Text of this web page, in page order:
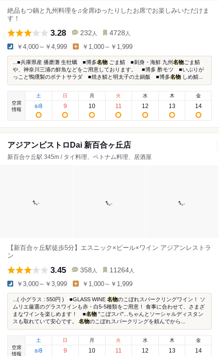
絶品もつ鍋と九州料理を♫全席ゆったりしたお席でお楽しみいただけま
す！
3.28 232 人 4728 人
￥4,000～￥4,999 ￥1,000～￥1,999
...■兵庫県産 播磨灘 生牡蠣 ■博多名物 ごま鯖 ■刺身・海鮮 九州名物ごま鯖
や、神奈川三浦の鮮魚などをご用意しております。 ■博多 酢モツ ■いぶりが
っこと鴨燻製のポテトサラダ ■焼き鯖と明太子の土鍋飯 ■博多名物 しめ鯖...
空席
情報
土
8/8
日
9
月
10
火
11
水
12
木
13
金
14
アジアンビストロDai 新百合ヶ丘店
新百合ケ丘駅 345m / タイ料理、ベトナム料理、居酒屋
【新百合ヶ丘駅徒歩5分】エスニック×ビール×ワイン アジアンレストラ
ン
3.45 358 人 11264 人
￥3,000～￥3,999 ￥1,000～￥1,999
...( 小グラス : 550円 ) ■GLASS WINE 名物のこぼれスパークリングワイン！ ソ
ムリエ厳選のグラスワインも赤・白5-5種類をご用意！ 食事に合わせて、さまざ
まなワインを楽しめます！ ■名物 "こぼスパ"...ちゃんとソーシャルディスタン
スも取れていて安心です。 名物のこぼれスパークリングを頼んでから...
空席
情報
土
8/8
日
9
月
10
火
11
水
12
木
13
金
14